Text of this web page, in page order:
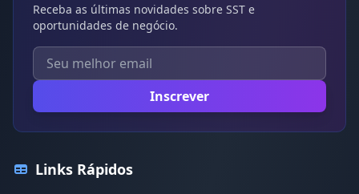
Receba as últimas novidades sobre SST e
oportunidades de negócio.
Inscrever
Links Rápidos